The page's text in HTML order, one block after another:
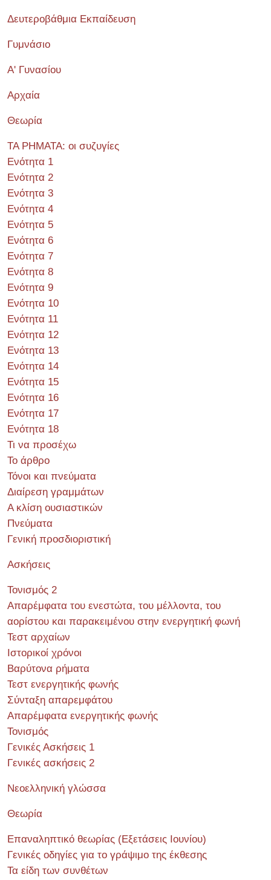
Δευτεροβάθμια Εκπαίδευση
Γυμνάσιο
Α' Γυνασίου
Αρχαία
Θεωρία
ΤΑ ΡΗΜΑΤΑ: οι συζυγίες
Ενότητα 1
Ενότητα 2
Ενότητα 3
Ενότητα 4
Ενότητα 5
Ενότητα 6
Ενότητα 7
Ενότητα 8
Ενότητα 9
Ενότητα 10
Ενότητα 11
Ενότητα 12
Ενότητα 13
Ενότητα 14
Ενότητα 15
Ενότητα 16
Ενότητα 17
Ενότητα 18
Τι να προσέχω
Το άρθρο
Τόνοι και πνεύματα
Διαίρεση γραμμάτων
Α κλίση ουσιαστικών
Πνεύματα
Γενική προσδιοριστική
Ασκήσεις
Τονισμός 2
Απαρέμφατα του ενεστώτα, του μέλλοντα, του
αορίστου και παρακειμένου στην ενεργητική φωνή
Τεστ αρχαίων
Ιστορικοί χρόνοι
Βαρύτονα ρήματα
Τεστ ενεργητικής φωνής
Σύνταξη απαρεμφάτου
Απαρέμφατα ενεργητικής φωνής
Τονισμός
Γενικές Ασκήσεις 1
Γενικές ασκήσεις 2
Νεοελληνική γλώσσα
Θεωρία
Επαναληπτικό θεωρίας (Εξετάσεις Ιουνίου)
Γενικές οδηγίες για το γράψιμο της έκθεσης
Τα είδη των συνθέτων